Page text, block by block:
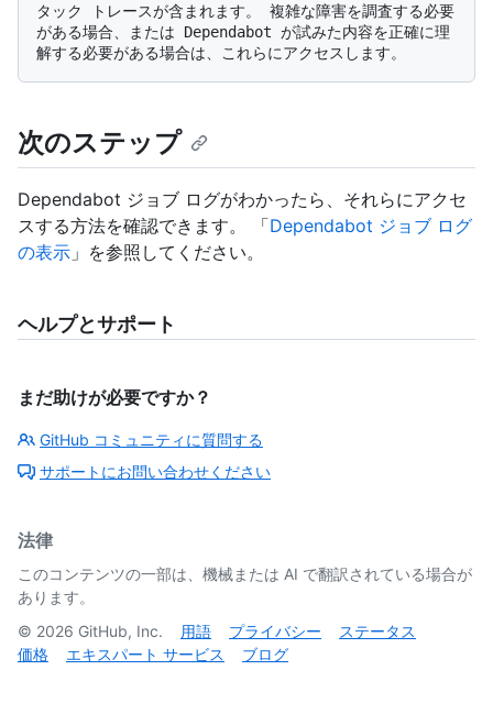
タック トレースが含まれます。 複雑な障害を調査する必要
がある場合、または Dependabot が試みた内容を正確に理
次のステップ
Dependabot ジョブ ログがわかったら、それらにアクセ
スする方法を確認できます。 「Dependabot ジョブ ログ
の表示 」を参照してください。
ヘルプとサポート
まだ助けが必要ですか？
GitHub コミュニティに質問する
サポートにお問い合わせください
法律
このコンテンツの一部は、機械または AI で翻訳されている場合が
あります。
© 2026 GitHub, Inc. 用語 プライバシー
ステータス
価格
エキスパート サービス ブログ